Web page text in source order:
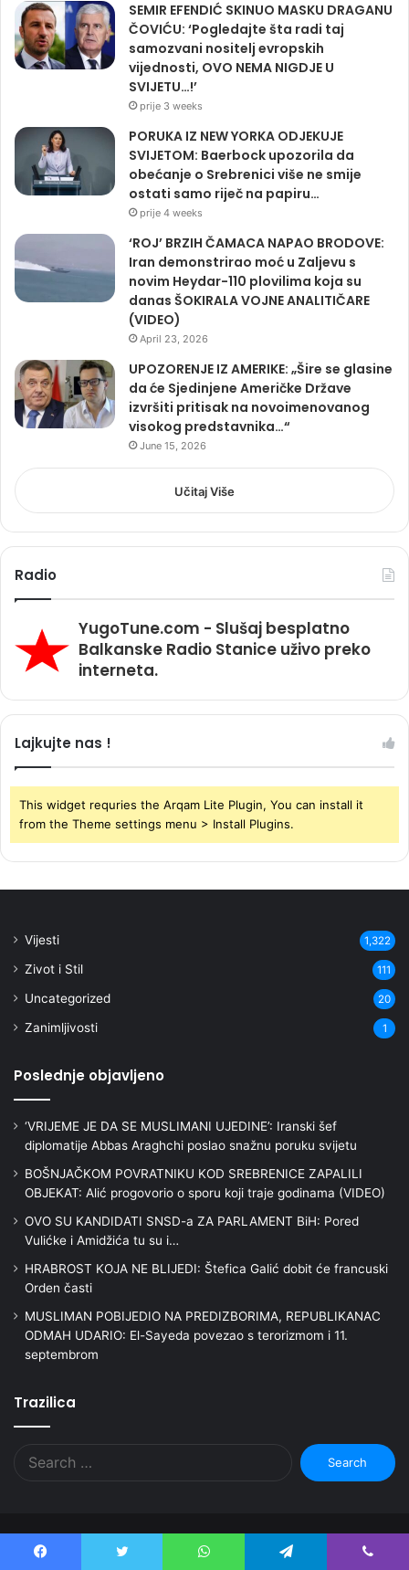
SEMIR EFENDIĆ SKINUO MASKU DRAGANU
ČOVIĆU: ‘Pogledajte šta radi taj
samozvani nositelj evropskih
vijednosti, OVO NEMA NIGDJE U
SVIJETU…!’
prije 3 weeks
PORUKA IZ NEW YORKA ODJEKUJE
SVIJETOM: Baerbock upozorila da
obećanje o Srebrenici više ne smije
ostati samo riječ na papiru…
prije 4 weeks
‘ROJ’ BRZIH ČAMACA NAPAO BRODOVE:
Iran demonstrirao moć u Zaljevu s
novim Heydar-110 plovilima koja su
danas ŠOKIRALA VOJNE ANALITIČARE
(VIDEO)
April 23, 2026
UPOZORENJE IZ AMERIKE: „Šire se glasine
da će Sjedinjene Američke Države
izvršiti pritisak na novoimenovanog
visokog predstavnika…“
June 15, 2026
Učitaj Više
Radio
YugoTune.com - Slušaj besplatno
Balkanske Radio Stanice uživo preko
interneta.
Lajkujte nas !
This widget requries the Arqam Lite Plugin, You can install it
from the Theme settings menu > Install Plugins.
Vijesti 1,322
Zivot i Stil 111
Uncategorized 20
Zanimljivosti 1
Poslednje objavljeno
‘VRIJEME JE DA SE MUSLIMANI UJEDINE’: Iranski šef
diplomatije Abbas Araghchi poslao snažnu poruku svijetu
BOŠNJAČKOM POVRATNIKU KOD SREBRENICE ZAPALILI
OBJEKAT: Alić progovorio o sporu koji traje godinama (VIDEO)
OVO SU KANDIDATI SNSD-a ZA PARLAMENT BiH: Pored
Vulićke i Amidžića tu su i…
HRABROST KOJA NE BLIJEDI: Štefica Galić dobit će francuski
Orden časti
MUSLIMAN POBIJEDIO NA PREDIZBORIMA, REPUBLIKANAC
ODMAH UDARIO: El-Sayeda povezao s terorizmom i 11.
septembrom
Trazilica
Search
for:
© Copyright 2026, Sva prava zasticena! | Bosna Media |
Theme